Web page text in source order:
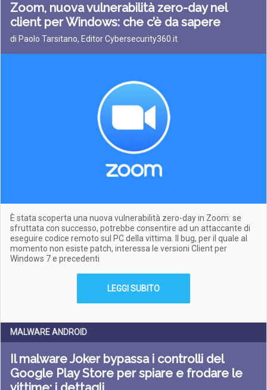
Zoom, nuova vulnerabilità zero-day nel
client per Windows: che c’è da sapere
di Paolo Tarsitano, Editor Cybersecurity360.it
È stata scoperta una nuova vulnerabilità zero-day in Zoom: se
sfruttata con successo, potrebbe consentire ad un attaccante di
eseguire codice remoto sul PC della vittima. Il bug, per il quale al
momento non esiste patch, interessa le versioni Client per
Windows 7 e precedenti
LEGGI SUBITO
MALWARE ANDROID
Il malware Joker bypassa i controlli del
Google Play Store per spiare e frodare le